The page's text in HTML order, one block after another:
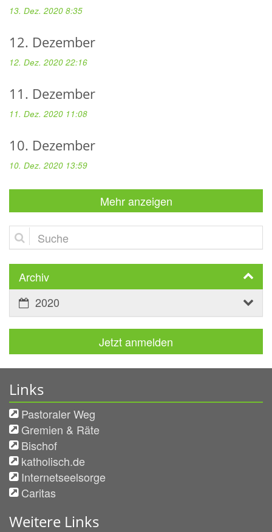
13. Dez. 2020 8:35
12. Dezember
12. Dez. 2020 22:16
11. Dezember
11. Dez. 2020 11:08
10. Dezember
10. Dez. 2020 13:59
Mehr anzeigen
Suche
Archiv
2020
Jetzt anmelden
Links
Pastoraler Weg
Gremien & Räte
Bischof
katholisch.de
Internetseelsorge
Caritas
Weitere Links